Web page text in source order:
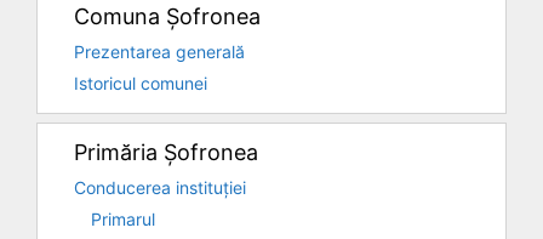
Comuna Șofronea
Prezentarea generală
Istoricul comunei
Primăria Șofronea
Conducerea instituției
Primarul